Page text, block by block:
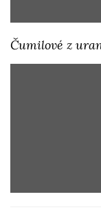
Čumilové z